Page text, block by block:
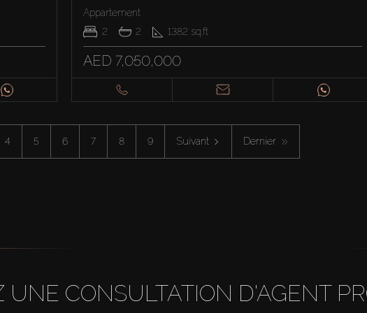
Appartement
2
2 1382 sq.ft
AED 7,050,000
4 5 6 7 8 9 Suivant Dernier
UNE CONSULTATION D'AGENT